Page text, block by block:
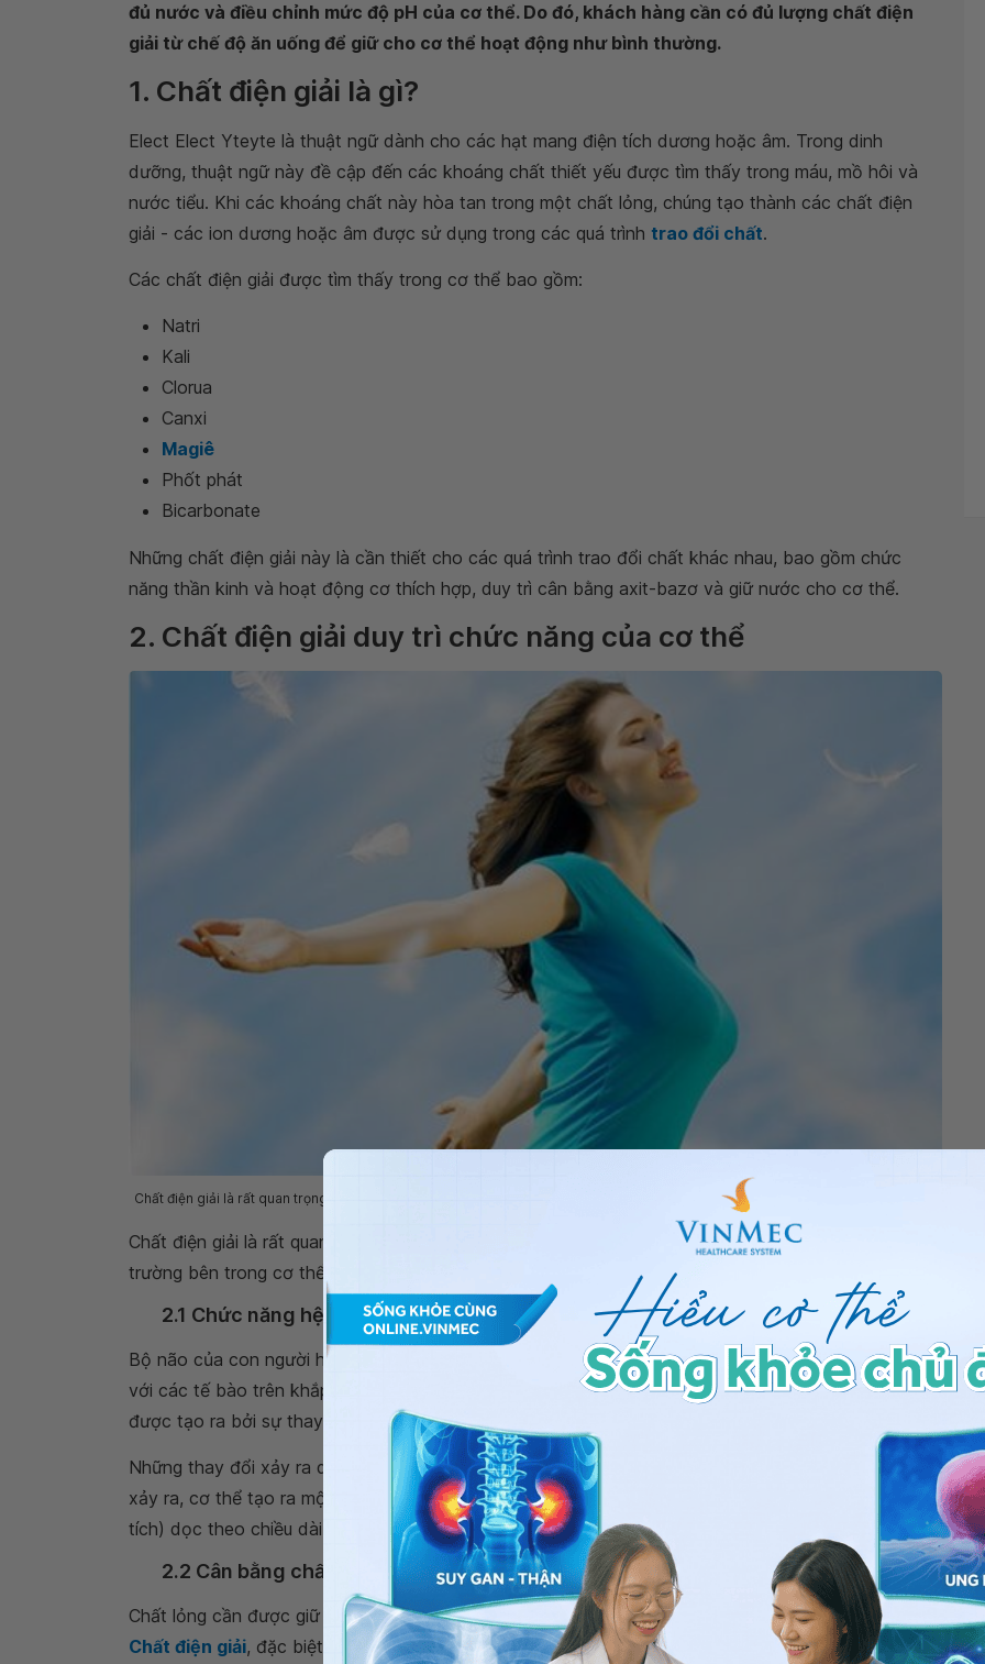
đủ nước và điều chỉnh mức độ pH của cơ thể. Do đó, khách hàng cần có đủ lượng chất điện
giải từ chế độ ăn uống để giữ cho cơ thể hoạt động như bình thường.
1. Chất điện giải là gì?
Elect Elect Yteyte là thuật ngữ dành cho các hạt mang điện tích dương hoặc âm. Trong dinh
dưỡng, thuật ngữ này đề cập đến các khoáng chất thiết yếu được tìm thấy trong máu, mồ hôi và
nước tiểu. Khi các khoáng chất này hòa tan trong một chất lỏng, chúng tạo thành các chất điện
giải - các ion dương hoặc âm được sử dụng trong các quá trình trao đổi chất.
Các chất điện giải được tìm thấy trong cơ thể bao gồm:
Natri
Kali
Clorua
Canxi
Magiê
Phốt phát
Bicarbonate
Những chất điện giải này là cần thiết cho các quá trình trao đổi chất khác nhau, bao gồm chức
năng thần kinh và hoạt động cơ thích hợp, duy trì cân bằng axit-bazơ và giữ nước cho cơ thể.
2. Chất điện giải duy trì chức năng của cơ thể
Chất điện giải là rất quan trọng để giữ cho hệ thống thần kinh và cơ bắp của hoạt động và môi trường bên trong cơ thể cân bằng
Chất điện giải là rất quan trọng để giữ cho hệ thống thần kinh và cơ bắp của hoạt động và môi
trường bên trong cơ thể cân bằng.
2.1 Chức năng hệ thần kinh
Bộ não của con người hoạt động bằng cách gửi tín hiệu điện qua cáctế bào thần kinhđể giao tiếp
với các tế bào trên khắp cơ thể. Những tín hiệu này được gọi là xung động thần kinh, và chúng
được tạo ra bởi sự thay đổi điện tích của màng tế bào thần kinh.
Những thay đổi xảy ra do sự di chuyển của natri điện giải trên màng tế bào thần kinh. Khi điều này
xảy ra, cơ thể tạo ra một phản ứng dây chuyền, di chuyển nhiều ion natri hơn (và sự thay đổi điện
tích) dọc theo chiều dài của sợi trục tế bào thần kinh.
2.2 Cân bằng chất lỏng
Chất lỏng cần được giữ đúng lượng cả bên trong và bên ngoài mỗi tế bào trong cơ thể người.
Chất điện giải, đặc biệt là natri, giúp duy trì cân bằng chất lỏng thông qua thẩm thấu. Thẩm thấu là